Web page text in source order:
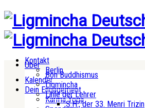
Kontakt
Berlin
Kalender
Dein Engagement
Karma Yoga
Über
Bön Buddhismus
Ligmincha
Linie der Lehrer
S.H., der 33. Menri Trizin